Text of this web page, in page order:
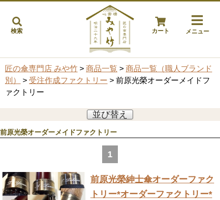
検索 カート メニュー
匠の傘専門店 みや竹 > 商品一覧 > 商品一覧（職人ブランド
別）
> 受注作成ファクトリー > 前原光榮オーダーメイドフ
ァクトリー
並び替え
前原光榮オーダーメイドファクトリー
1
前原光榮紳士傘オーダーファク
トリー*オーダーファクトリー*